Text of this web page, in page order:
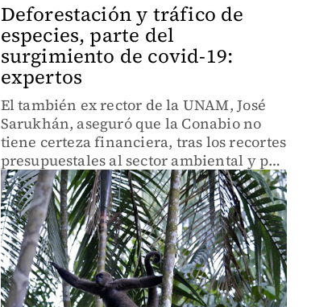
Deforestación y tráfico de
especies, parte del
surgimiento de covid-19:
expertos
El también ex rector de la UNAM, José
Sarukhán, aseguró que la Conabio no
tiene certeza financiera, tras los recortes
presupuestales al sector ambiental y por
ello, sobreviven al día.